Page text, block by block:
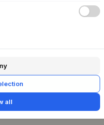
à la fois à sa durabilité et
confort et style à votre
fauteuils Fiber
pour de longues soirées
est livrée avec des
utilisation en extérieur,
espace extérieur par sa
esthétique.
all